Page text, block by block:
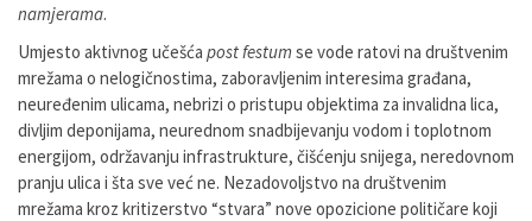
namjerama.
Umjesto aktivnog učešća post festumse vode ratovi na društvenim
mrežama o nelogičnostima, zaboravljenim interesima građana,
neuređenim ulicama, nebrizi o pristupu objektima za invalidna lica,
divljim deponijama, neurednom snadbijevanju vodom i toplotnom
energijom, održavanju infrastrukture, čišćenju snijega, neredovnom
pranju ulica i šta sve već ne. Nezadovoljstvo na društvenim
mrežama kroz kritizerstvo “stvara” nove opozicione političare koji